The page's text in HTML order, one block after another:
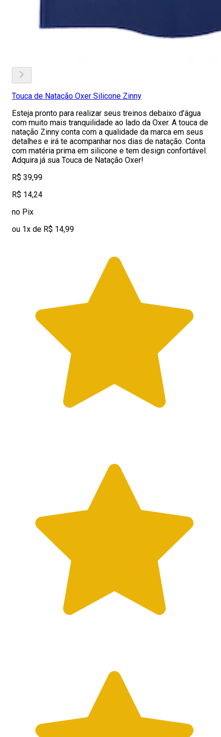
Touca de Natação Oxer Silicone Zinny
Esteja pronto para realizar seus treinos debaixo d’água
com muito mais tranquilidade ao lado da Oxer. A touca de
natação Zinny conta com a qualidade da marca em seus
detalhes e irá te acompanhar nos dias de natação. Conta
com matéria prima em silicone e tem design confortável.
Adquira já sua Touca de Natação Oxer!
R$ 39,99
R$ 14,24
no Pix
ou 1x de R$ 14,99